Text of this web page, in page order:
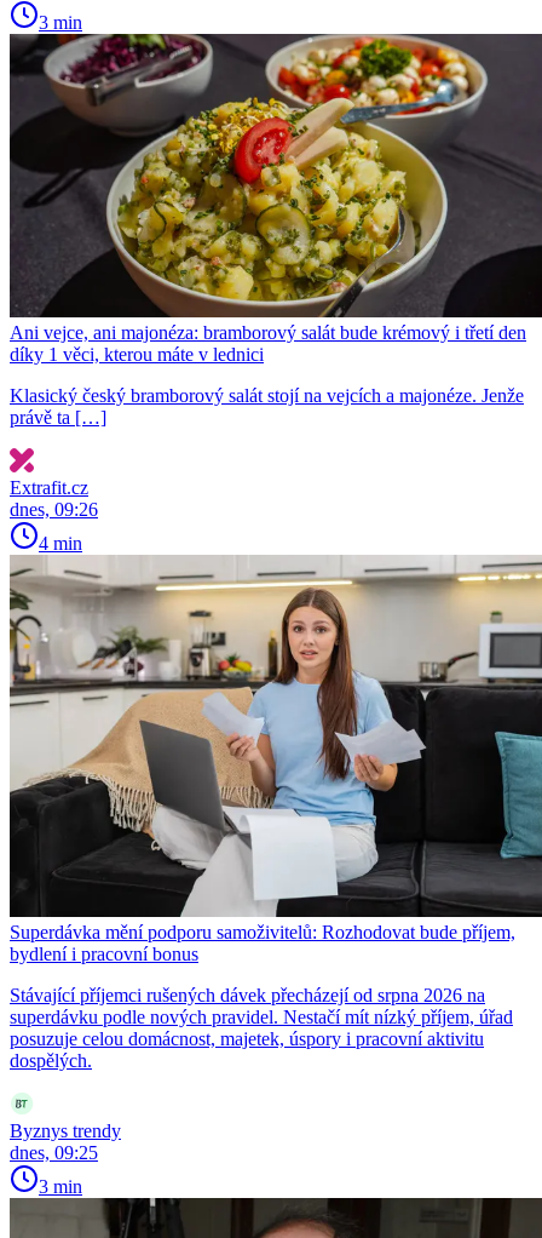
3 min
Ani vejce, ani majonéza: bramborový salát bude krémový i třetí den
díky 1 věci, kterou máte v lednici
Klasický český bramborový salát stojí na vejcích a majonéze. Jenže
právě ta […]
Extrafit.cz
dnes, 09:26
4 min
Superdávka mění podporu samoživitelů: Rozhodovat bude příjem,
bydlení i pracovní bonus
Stávající příjemci rušených dávek přecházejí od srpna 2026 na
superdávku podle nových pravidel. Nestačí mít nízký příjem, úřad
posuzuje celou domácnost, majetek, úspory i pracovní aktivitu
dospělých.
Byznys trendy
dnes, 09:25
3 min